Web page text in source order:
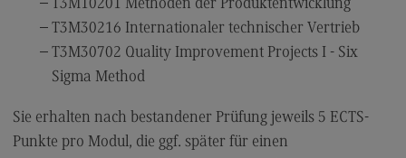
T3M10201 Methoden der Produktentwicklung
T3M30216 Internationaler technischer Vertrieb
T3M30702 Quality Improvement Projects I - Six
Sigma Method
Sie erhalten nach bestandener Prüfung jeweils 5 ECTS-
Punkte pro Modul, die ggf. später für einen